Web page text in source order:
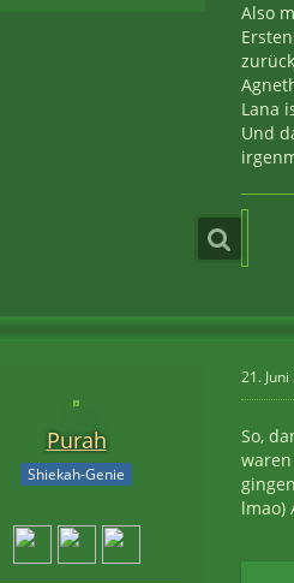
Also
Lana
Und
Purah
Shiekah-Genie
21.
So,
lmao)